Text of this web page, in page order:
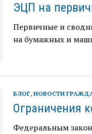
ЭЦП на
Первичные и
на бумажных и
БЛОГ, НОВОСТИ
Ограничения
Федеральным